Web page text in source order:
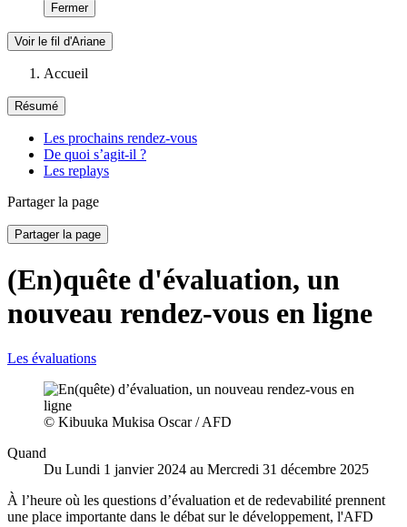
Fermer
Voir le fil d'Ariane
Accueil
Résumé
Les prochains rendez-vous
De quoi s’agit-il ?
Les replays
Partager la page
Partager la page
(En)quête d'évaluation, un
nouveau rendez-vous en ligne
Les évaluations
© Kibuuka Mukisa Oscar / AFD
Quand
Du Lundi 1 janvier 2024 au Mercredi 31 décembre 2025
À l’heure où les questions d’évaluation et de redevabilité prennent
une place importante dans le débat sur le développement, l'AFD